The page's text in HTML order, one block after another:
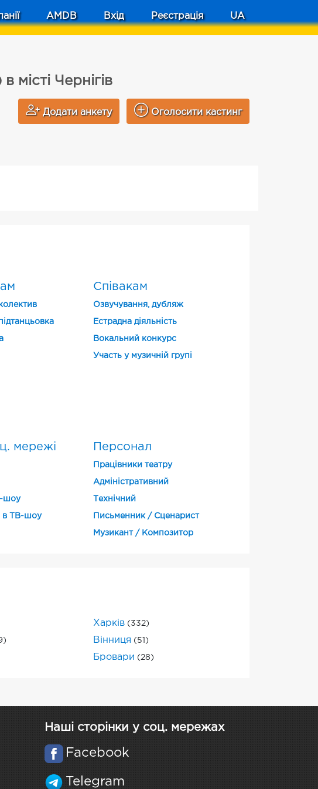
AMDB Вхід Реєстрація UA
Чернігів
Додати анкету Оголосити кастинг
Співакам
Озвучування, дубляж
Естрадна діяльність
Вокальний конкурс
Участь у музичній групі
мережі
шоу
в ТВ-шоу
Персонал
Працівники театру
Адміністративний
Технічний
Письменник / Сценарист
Музикант / Композитор
Харків (332)
Вінниця (51)
Бровари (28)
Наші сторінки у соц. мережах
Facebook
Telegram